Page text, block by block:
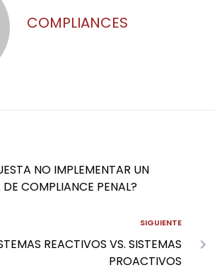
COMPLIANCES
NO IMPLEMENTAR UN
COMPLIANCE PENAL?
SIGUIENTE
REACTIVOS VS. SISTEMAS
PROACTIVOS